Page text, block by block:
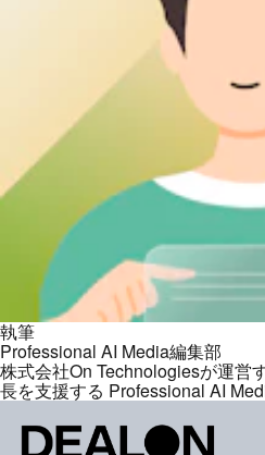
執筆
Professional AI Media編集部
株式会社On Technologiesが運営
長を支援する Professional AI